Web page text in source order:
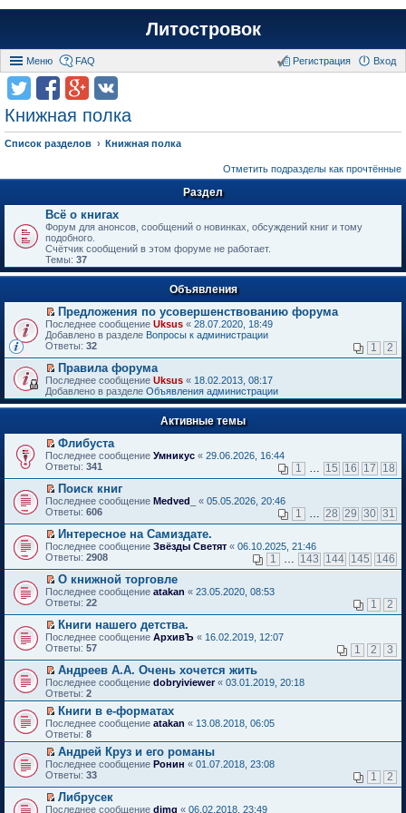
Литостровок
Меню FAQ Вход
Регистрация
Книжная полка
Список разделов Книжная полка
Отметить подразделы как прочтённые
Раздел
Всё о книгах
Форум для анонсов, сообщений о новинках, обсуждений книг и тому
подобного.
Счётчик сообщений в этом форуме не работает.
Темы: 37
Объявления
П
е
р
й
т
и
к
п
в
о
м
у
н
е
п
р
о
ч
и
т
а
н
н
о
м
у
с
о
о
б
щ
е
н
и
ю
Предложения по усовершенствованию форума
Последнее сообщение Uksus « 28.07.2020, 18:49
Добавлено в разделе Вопросы к администрации
Ответы: 32 1 2
П
е
р
е
т
и
к
п
р
в
о
м
у
н
е
п
р
о
ч
и
т
а
н
н
о
м
у
с
о
о
б
щ
е
н
и
ю
Правила форума
Последнее сообщение Uksus « 18.02.2013, 08:17
Добавлено в разделе Объявления администрации
Активные темы
П
е
е
й
т
и
к
п
е
р
в
о
м
у
н
е
п
р
о
ч
и
т
а
н
н
о
м
у
с
о
о
б
Флибуста
Последнее сообщение Умникус « 29.06.2026, 16:44
Ответы: 341 1 … 15 16 17 18
П
е
е
й
т
и
к
п
е
р
в
о
м
у
н
е
п
р
о
ч
и
т
а
н
н
о
м
у
Поиск книг
Последнее сообщение Medved_ « 05.05.2026, 20:46
Ответы: 606 1 … 28 29 30 31
П
е
е
й
т
и
к
п
е
р
в
о
м
у
н
е
п
р
о
ч
и
а
н
Интересное на Самиздате.
Последнее сообщение Звёзды Светят « 06.10.2025, 21:46
Ответы: 2908 1 … 143 144 145 146
П
е
е
й
т
и
к
п
е
р
в
о
м
у
н
е
п
р
о
ч
О книжной торговле
Последнее сообщение atakan « 23.05.2020, 08:53
Ответы: 22 1 2
П
е
е
й
т
и
п
е
р
в
о
м
у
н
е
Книги нашего детства.
Последнее сообщение АрхивЪ « 16.02.2019, 12:07
Ответы: 57 1 2 3
П
е
р
е
й
т
и
к
п
е
р
в
о
Андреев А.А. Очень хочется жить
Последнее сообщение dobryiviewer« 03.01.2019, 20:18
Ответы: 2
П
е
р
е
й
т
и
к
п
Книги в е-форматах
Последнее сообщение atakan « 13.08.2018, 06:05
Ответы: 8
П
е
е
й
Андрей Круз и его романы
Последнее сообщение Ронин « 01.07.2018, 23:08
Ответы: 33 1 2
П
Либрусек
Последнее сообщение dimg « 06.02.2018, 23:49